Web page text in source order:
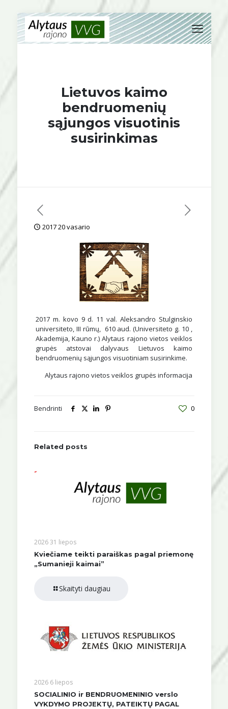
Lietuvos kaimo
bendruomenių
sąjungos visuotinis
susirinkimas
2017 20 vasario
2017 m. kovo 9 d. 11 val. Aleksandro Stulginskio
universiteto, III rūmų, 610 aud. (Universiteto g. 10 ,
Akademija, Kauno r.) Alytaus rajono vietos veiklos
grupės atstovai dalyvaus Lietuvos kaimo
bendruomenių sąjungos visuotiniam susirinkime.
Alytaus rajono vietos veiklos grupės informacija
Bendrinti 0
Related posts
2026 31 liepos
Kviečiame teikti paraiškas pagal priemonę
„Sumanieji kaimai”
Skaityti daugiau
2026 6 liepos
SOCIALINIO ir BENDRUOMENINIO verslo
VYKDYMO PROJEKTŲ, PATEIKTŲ PAGAL